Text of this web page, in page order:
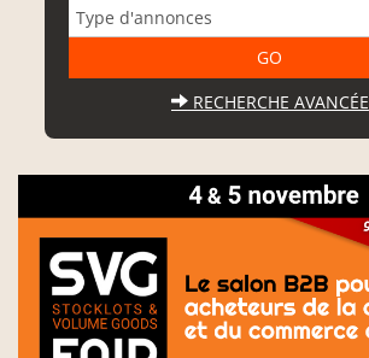
RECHERCHE AVANCÉE